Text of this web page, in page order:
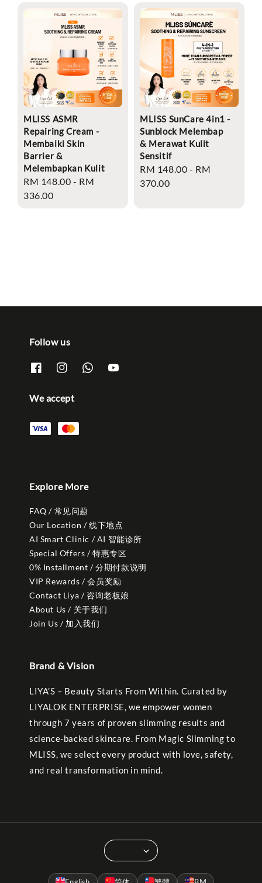
MLISS ASMR
Repairing Cream -
Membaiki Skin
Barrier &
Melembapkan Kulit
Regular
price
RM 148.00 - RM
336.00
MLISS SunCare 4in1 -
Sunblock Melembap
& Merawat Kulit
Sensitif
Regular
price
RM 148.00 - RM
370.00
Follow us
We accept
Explore More
FAQ / 常见问题
Our Location / 线下地点
AI Smart Clinic / AI 智能诊所
Special Offers / 特惠专区
0% Installment / 分期付款说明
VIP Rewards / 会员奖励
Contact Liya / 咨询老板娘
About Us / 关于我们
Join Us / 加入我们
Brand & Vision
LIYA’S – Beauty Starts From Within. Curated by
LIYALOK ENTERPRISE, we empower women
through 7 years of proven slimming results and
science-backed skincare. From Magic Slimming to
MLISS, we select every product with love, safety,
and real transformation in mind.